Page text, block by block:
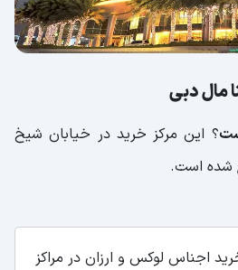
مال دبی
؟ این مرکز خرید در خیابان شیخ
اجناس لوکس و ارزان در مراکز